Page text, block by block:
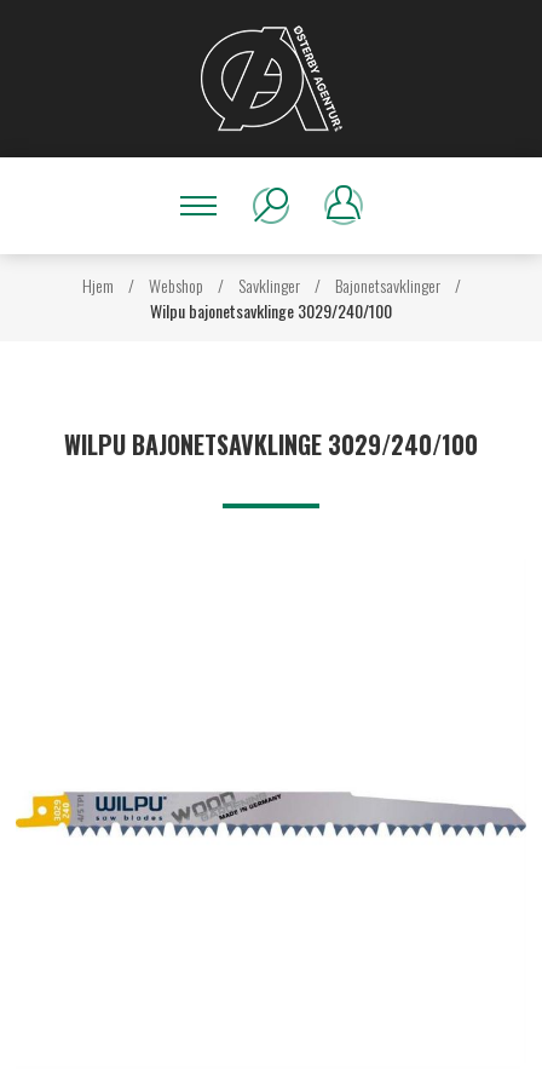
Hjem / Webshop / Savklinger / Bajonetsavklinger /
Wilpu bajonetsavklinge 3029/240/100
WILPU BAJONETSAVKLINGE 3029/240/100